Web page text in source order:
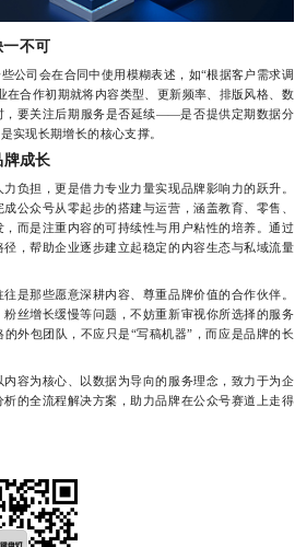
不可
司会在合同中使用模糊表述，如“根据客户需求调
合作初期就将内容类型、更新频率、排版风格、数
，要关注后期服务是否延续——是否提供定期数据分
实现长期增长的核心支撑。
牌成长
担，更是借力专业力量实现品牌影响力的跃升。
公众号从零起步的搭建与运营，涵盖教育、零售、
而是注重内容的可持续性与用户粘性的培养。通过
，帮助企业逐步建立起稳定的内容生态与私域流量
那些愿意深耕内容、尊重品牌价值的合作伙伴。
丝增长缓慢等问题，不妨重新审视你所选择的服务
外包团队，不应只是“写稿机器”，而应是品牌的长
为核心、以数据为导向的服务理念，致力于为企
的全流程解决方案，助力品牌在公众号赛道上走得